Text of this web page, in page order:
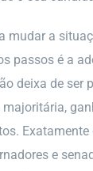
mudar a
passos é a
deixa de ser
e